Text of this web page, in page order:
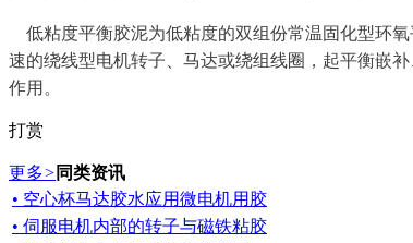
低粘度平衡胶泥为低粘度的双组份常温固化型环
速的绕线型电机转子、马达或绕组线圈，起平衡嵌
作用。
打赏
更多> 同类资讯
• 空心杯马达胶水应用微电机用胶
• 伺服电机内部的转子与磁铁粘胶